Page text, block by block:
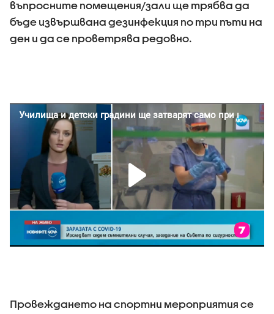
въпросните помещения/зали ще трябва да
бъде извършвана дезинфекция по три пъти на
ден и да се проветрява редовно.
Провеждането на спортни мероприятия се